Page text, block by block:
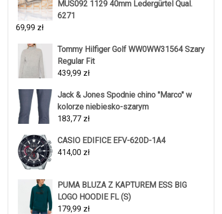
MUS092 1129 40mm Ledergürtel Qual.
6271
69,99 zł
Tommy Hilfiger Golf WW0WW31564 Szary
Regular Fit
439,99 zł
Jack & Jones Spodnie chino "Marco" w
kolorze niebiesko-szarym
183,77 zł
CASIO EDIFICE EFV-620D-1A4
414,00 zł
PUMA BLUZA Z KAPTUREM ESS BIG
LOGO HOODIE FL (S)
179,99 zł